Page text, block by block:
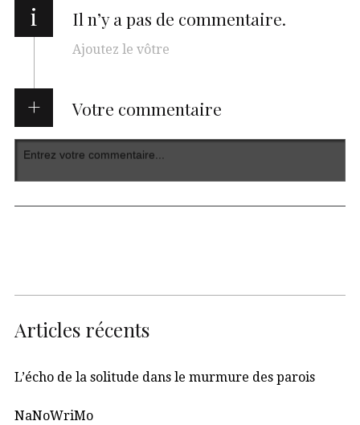
i Il n’y a pas de commentaire.
Ajoutez le vôtre
Votre commentaire
Articles récents
L’écho de la solitude dans le murmure des parois
NaNoWriMo